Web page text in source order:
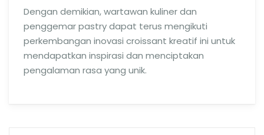
Dengan demikian, wartawan kuliner dan
penggemar pastry dapat terus mengikuti
perkembangan inovasi croissant kreatif ini untuk
mendapatkan inspirasi dan menciptakan
pengalaman rasa yang unik.